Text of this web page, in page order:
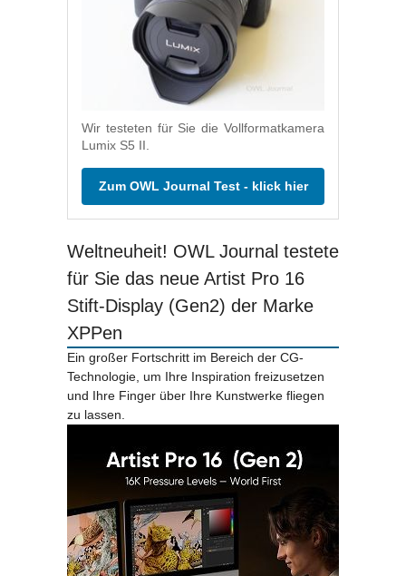
Wir testeten für Sie die Vollformatkamera
Lumix S5 II.
Zum OWL Journal Test - klick hier
Weltneuheit! OWL Journal testete
für Sie das neue Artist Pro 16
Stift-Display (Gen2) der Marke
XPPen
Ein großer Fortschritt im Bereich der CG-
Technologie, um Ihre Inspiration freizusetzen
und Ihre Finger über Ihre Kunstwerke fliegen
zu lassen.